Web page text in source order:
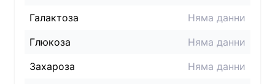
Галактоза
Няма данни
Глюкоза
Няма данни
Захароза
Няма данни